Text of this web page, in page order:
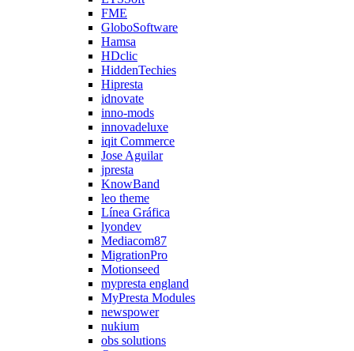
FME
GloboSoftware
Hamsa
HDclic
HiddenTechies
Hipresta
idnovate
inno-mods
innovadeluxe
iqit Commerce
Jose Aguilar
jpresta
KnowBand
leo theme
Línea Gráfica
lyondev
Mediacom87
MigrationPro
Motionseed
mypresta england
MyPresta Modules
newspower
nukium
obs solutions